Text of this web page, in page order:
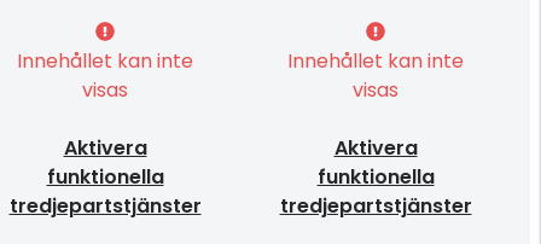
Innehållet kan inte
visas
Aktivera
funktionella
tredjepartstjänster
Innehållet kan inte
visas
Aktivera
funktionella
tredjepartstjänster